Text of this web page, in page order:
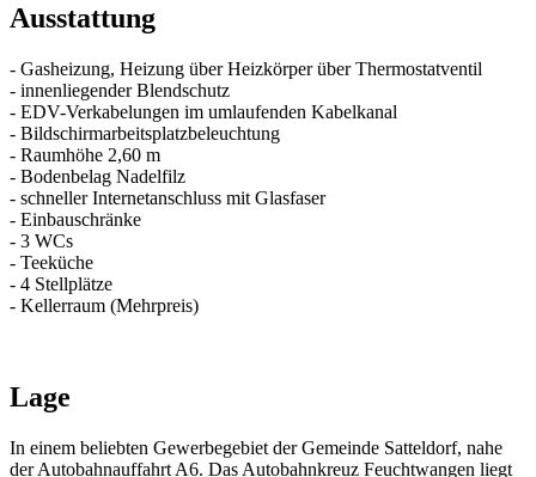
Ausstattung
- Gasheizung, Heizung über Heizkörper über Thermostatventil
- innenliegender Blendschutz
- EDV-Verkabelungen im umlaufenden Kabelkanal
- Bildschirmarbeitsplatzbeleuchtung
- Raumhöhe 2,60 m
- Bodenbelag Nadelfilz
- schneller Internetanschluss mit Glasfaser
- Einbauschränke
- 3 WCs
- Teeküche
- 4 Stellplätze
- Kellerraum (Mehrpreis)
Lage
In einem beliebten Gewerbegebiet der Gemeinde Satteldorf, nahe
der Autobahnauffahrt A6. Das Autobahnkreuz Feuchtwangen liegt